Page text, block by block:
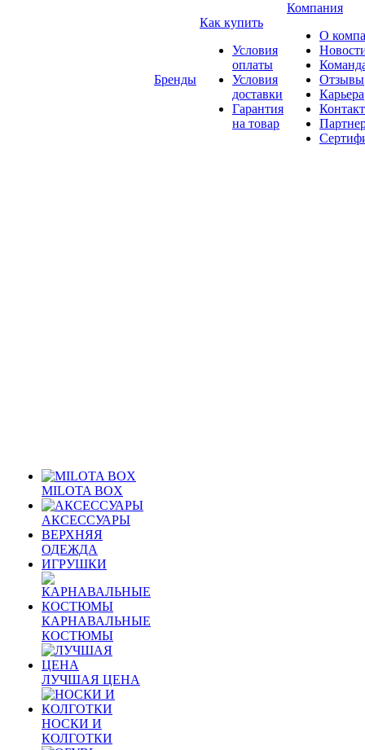
MILOTA BOX
АКСЕССУАРЫ
ВЕРХНЯЯ
ОДЕЖДА
ИГРУШКИ
КАРНАВАЛЬНЫЕ
КОСТЮМЫ
ЛУЧШАЯ ЦЕНА
НОСКИ И
КОЛГОТКИ
Бренды
Как купить
Условия
оплаты
Условия
доставки
Гарантия
на товар
Компания
О
Отзывы
Карьера